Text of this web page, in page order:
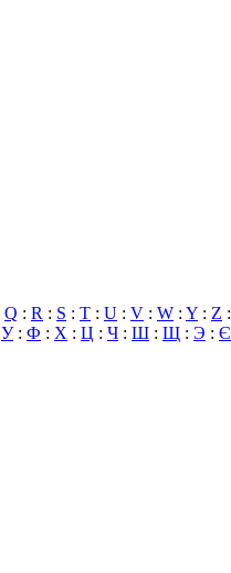
Q : R : S : T : U : V : W : Y : Z :
У: Ф : Х : Ц : Ч : Ш : Щ : Э : Є